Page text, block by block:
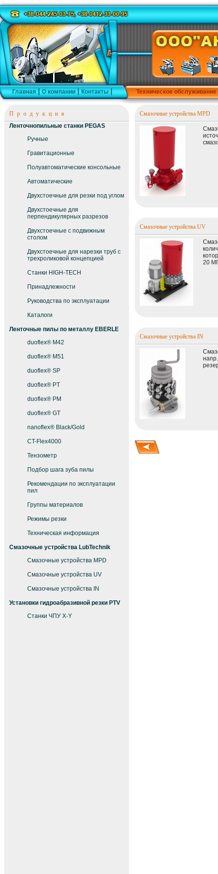
Главная О компании Контакты Техническое обслуживание
Продукция
Ленточнопильные станки PEGAS
Ручные
Гравитационные
Полуавтоматические консольные
Автоматические
Двухстоечные для резки под углом
Двухстоечные для
перпендикулярных разрезов
Двухстоечные с подвижным
столом
Двухстоечные для нарезки труб с
трехроликовой концепцией
Станки HIGH-TECH
Принадлежности
Руководства по эксплуатации
Каталоги
Ленточные пилы по металлу EBERLE
duoflex® M42
duoflex® M51
duoflex® SP
duoflex® PT
duoflex® PM
duoflex® GT
nanoflex® Black/Gold
CT-Flex4000
Тензометр
Подбор шага зуба пилы
Рекомендации по эксплуатации
пил
Группы материалов
Режимы резки
Техническая информация
Смазочные устройства LubTechnik
Смазочные устройства MPD
Смазочные устройства UV
Смазочные устройства IN
Установки гидроабразивной резки PTV
Станки ЧПУ X-Y
Смазочные устройства MPD
Смазочные устройства UV
20
Смазочные устройства IN